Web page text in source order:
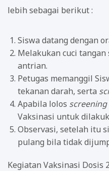
lebih sebagai berikut :
Siswa datang dengan
Melakukan cuci
antrian.
Petugas memanggil
tekanan darah, serta
Apabila lolos screening
Vaksinasi untuk
Observasi, setelah itu
pulang bila tidak
Kegiatan Vaksinasi Dosis